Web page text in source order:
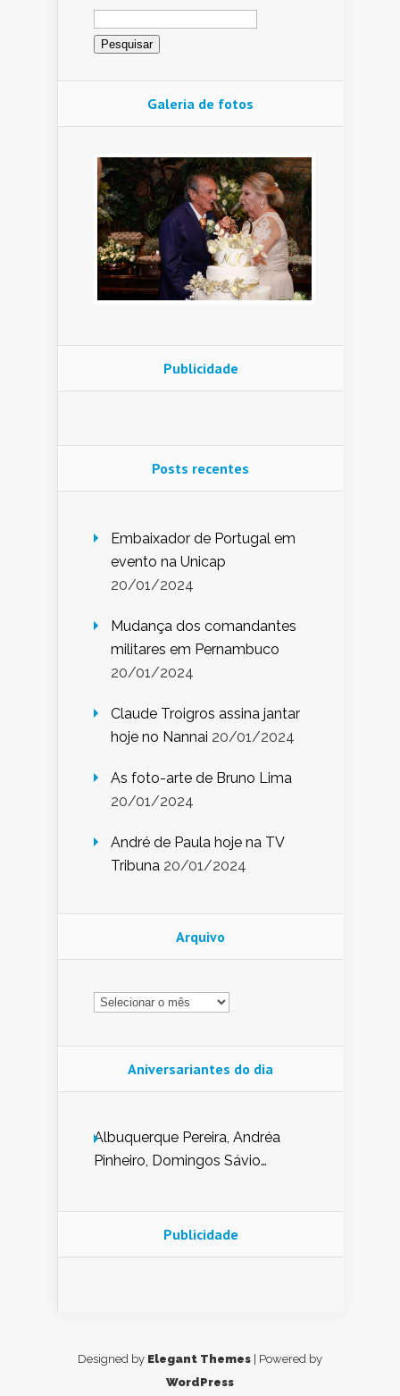
Pesquisar
por:
Galeria de fotos
Publicidade
Posts recentes
Embaixador de Portugal em
evento na Unicap
20/01/2024
Mudança dos comandantes
militares em Pernambuco
20/01/2024
Claude Troigros assina jantar
hoje no Nannai 20/01/2024
As foto-arte de Bruno Lima
20/01/2024
André de Paula hoje na TV
Tribuna 20/01/2024
Arquivo
Arquivo
Aniversariantes do dia
Albuquerque Pereira, Andréa
Pinheiro, Domingos Sávio
Nunes de Sena, Fátima Peixoto,
Glória Pereira, Kátia Mesel,
Publicidade
Designed by Elegant Themes | Powered by
WordPress